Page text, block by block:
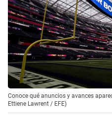
Conoce qué anuncios y avances
Ettiene Lawrent / EFE)